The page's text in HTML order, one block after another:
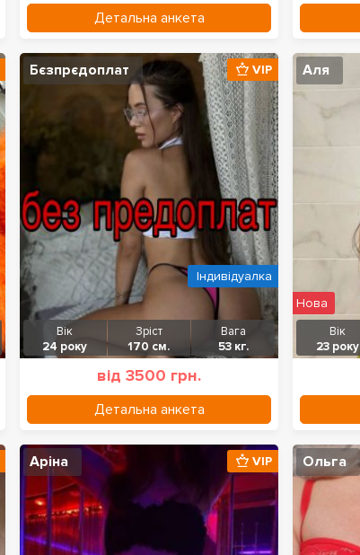
Детальна анкета
Бєзпрєдоплат
Вік
24 року
Зріст
170 см.
Вага
53 кг.
від 3500 грн.
Детальна анкета
VIP
Індивідуалка
Аля
Вік
23 року
Нова
Аріна VIP Ольга